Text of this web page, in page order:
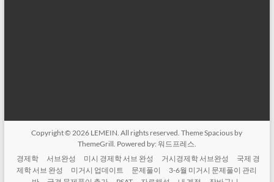
Copyright © 2026 LEMEIN. All rights reserved. ThemeSpacious by
ThemeGrill. Powered by: 워드프레스.
경제학
서브완성 미시 경제학 서브 완성 거시경제학 서브완성
국제 경
제학 서브 완성
미거시 업데이트 문제풀이
3-6월 미거시 문제풀이 관리